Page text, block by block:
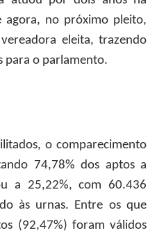
agora, no próximo pleito,
eleita, trazendo
para o parlamento.
o comparecimento
74,78% dos aptos a
a 25,22%, com 60.436
às urnas. Entre os que
(92,47%) foram válidos